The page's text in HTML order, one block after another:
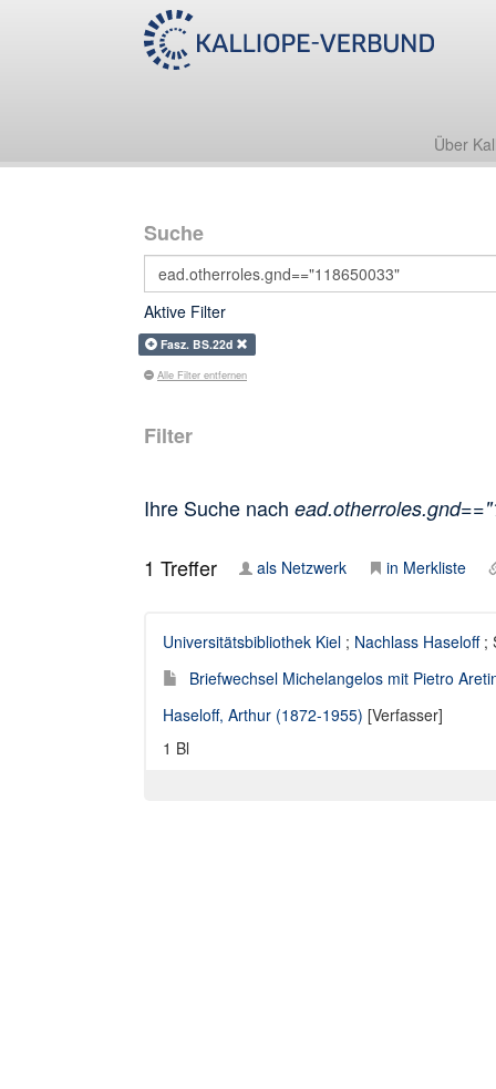
Über
Suche
Aktive Filter
Fasz. BS.22d
Alle Filter entfernen
Filter
Ihre Suche nach
1 Treffer als Netzwerk in Merkliste
Universitätsbibliothek Kiel ; Nachlass Haseloff;
Briefwechsel Michelangelos mit Pietro
Haseloff, Arthur (1872-1955) [Verfasser]
1 Bl